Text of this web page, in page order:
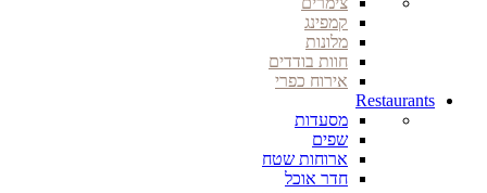
קמפינג
מלונות
חוות בודדים
אירוח כפרי
Restaurants
מסעדות
שפים
ארוחות שטח
חדר אוכל